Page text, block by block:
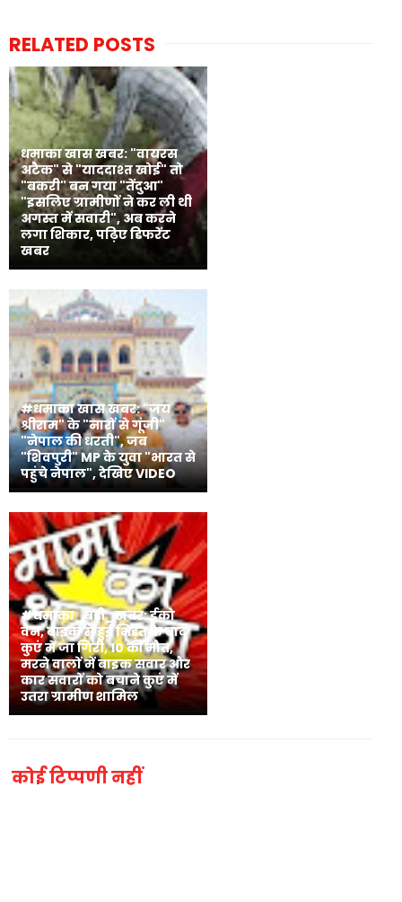
RELATED POSTS
धमाका खास खबर: "वायरस
अटैक" से "याददाश्त खोई" तो
"बकरी" बन गया "तेंदुआ"
"इसलिए ग्रामीणों ने कर ली थी
अगस्त में सवारी", अब करने
लगा शिकार, पढ़िए डिफरेंट
खबर
#धमाका खास खबर: "जय
श्रीराम" के "नारों से गूंजी"
"नेपाल की धरती", जब
"शिवपुरी" MP के युवा "भारत से
पहुंचे नेपाल", देखिए VIDEO
#धमाका_बड़ी_खबर: ईको
वैन, बाइक से हुई भिड़ंत के बाद
कुएं में जा गिरी, 10 की मौत,
मरने वालों में बाइक सवार और
कार सवारों को बचाने कुएं में
उतरा ग्रामीण शामिल
कोई टिप्पणी नहीं